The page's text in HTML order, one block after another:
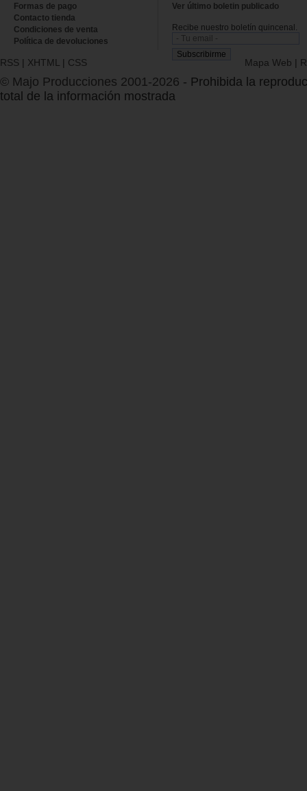
Formas de pago
Contacto tienda
Condiciones de venta
Política de devoluciones
Ver último boletin publicado
Recibe nuestro boletín quincenal.
RSS | XHTML | CSS Mapa Web |
© Majo Producciones 2001-2026 - Prohibida la
total de la información mostrada